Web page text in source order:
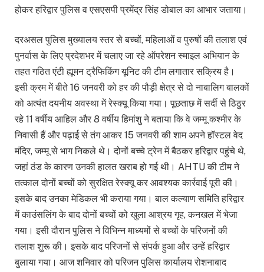
होकर हरिद्वार पुलिस व एसएसपी प्रमेंद्र सिंह डोबाल का आभार जताया।
दरअसल पुलिस मुख्यालय स्तर से बच्चों, महिलाओं व पुरुषों की तलाश एवं
पुनर्वास के लिए प्रदेशभर में चलाए जा रहे ऑपरेशन स्माइल अभियान के
तहत गठित एंटी ह्यूमन ट्रैफिकिंग यूनिट की टीम लगातार सक्रिय है।
इसी क्रम में बीते 16 जनवरी को हर की पौड़ी क्षेत्र से दो नाबालिग बालकों
को अत्यंत दयनीय अवस्था में रेस्क्यू किया गया। पूछताछ में सर्दी से ठिठुर
रहे 11 वर्षीय आहिल और 8 वर्षीय हिमांशु ने बताया कि वे जम्मू कश्मीर के
निवासी हैं और पढ़ाई से तंग आकर 15 जनवरी की शाम अपने हॉस्टल वेद
मंदिर, जम्मू से भाग निकले थे। दोनों बच्चे ट्रेन में बैठकर हरिद्वार पहुंचे थे,
जहां ठंड के कारण उनकी हालत खराब हो गई थी। AHTU की टीम ने
तत्काल दोनों बच्चों को सुरक्षित रेस्क्यू कर आवश्यक कार्रवाई पूरी की।
इसके बाद उनका मेडिकल भी कराया गया। बाल कल्याण समिति हरिद्वार
में काउंसलिंग के बाद दोनों बच्चों को खुला आश्रय गृह, कनखल में भेजा
गया। इसी दौरान पुलिस ने विभिन्न माध्यमों से बच्चों के परिजनों की
तलाश शुरू की। इसके बाद परिजनों से संपर्क हुआ और उन्हें हरिद्वार
बुलाया गया। आज शनिवार को परिजन पुलिस कार्यालय रोशनाबाद